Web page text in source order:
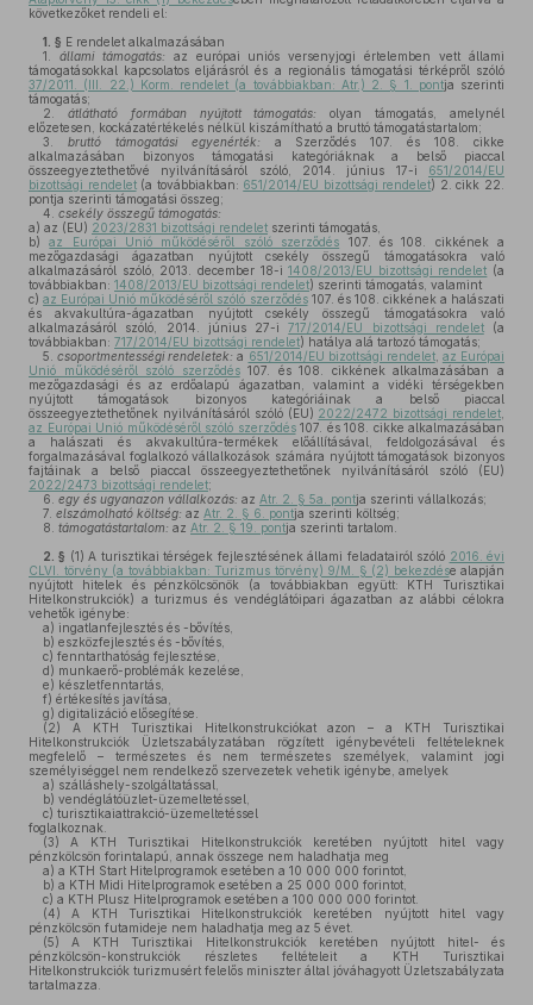
következőket rendeli el:
1. § E rendelet alkalmazásában
1.
állami támogatás: az európai uniós versenyjogi értelemben vett állami
támogatásokkal kapcsolatos eljárásról és a regionális támogatási térképről szóló
37/2011. (III. 22.) Korm. rendelet (a továbbiakban: Atr.) 2. § 1. pontja szerinti
támogatás;
2.
átlátható formában nyújtott támogatás:
olyan támogatás, amelynél
előzetesen, kockázatértékelés nélkül kiszámítható a bruttó támogatástartalom;
3.
bruttó támogatási egyenérték: a Szerződés 107. és 108. cikke
alkalmazásában bizonyos támogatási kategóriáknak a belső piaccal
összeegyeztethetővé nyilvánításáról szóló, 2014. június 17-i 651/2014/EU
bizottsági rendelet(a továbbiakban: 651/2014/EU bizottsági rendelet) 2. cikk 22.
pontja szerinti támogatási összeg;
4. csekély összegű támogatás:
a) az (EU) 2023/2831 bizottsági rendelet szerinti támogatás,
b)
az Európai Unió működéséről szóló szerződés 107. és 108. cikkének a
mezőgazdasági ágazatban nyújtott csekély összegű támogatásokra való
alkalmazásáról szóló, 2013. december 18-i1408/2013/EU bizottsági rendelet (a
továbbiakban: 1408/2013/EU bizottsági rendelet) szerinti támogatás, valamint
c) az Európai Unió működéséről szóló szerződés107. és 108. cikkének a halászati
és akvakultúra-ágazatban nyújtott csekély összegű támogatásokra való
alkalmazásáról szóló, 2014. június 27-i717/2014/EU bizottsági rendelet(a
továbbiakban: 717/2014/EU bizottsági rendelet) hatálya alá tartozó támogatás;
5. csoportmentességi rendeletek: a 651/2014/EU bizottsági rendelet, az Európai
Unió működéséről szóló szerződés107. és 108. cikkének alkalmazásában a
mezőgazdasági és az erdőalapú ágazatban, valamint a vidéki térségekben
nyújtott támogatások bizonyos kategóriáinak a belső piaccal
összeegyeztethetőnek nyilvánításáról szóló (EU) 2022/2472 bizottsági rendelet
az Európai Unió működéséről szóló szerződés107. és 108. cikke alkalmazásában
a halászati és akvakultúra-termékek előállításával, feldolgozásával és
forgalmazásával foglalkozó vállalkozások számára nyújtott támogatások bizonyos
fajtáinak a belső piaccal összeegyeztethetőnek nyilvánításáról szóló (EU)
2022/2473 bizottsági rendelet;
6. egy és ugyanazon vállalkozás: az Atr. 2. § 5a. pontja szerinti vállalkozás;
7. elszámolható költség: az Atr. 2. § 6. pontja szerinti költség;
8. támogatástartalom: az Atr. 2. § 19. pontja szerinti tartalom.
2. § (1) A turisztikai térségek fejlesztésének állami feladatairól szóló 2016. évi
CLVI. törvény (a továbbiakban: Turizmus törvény) 9/M. § (2) bekezdése alapján
nyújtott hitelek és pénzkölcsönök (a továbbiakban együtt: KTH Turisztikai
Hitelkonstrukciók) a turizmus és vendéglátóipari ágazatban az alábbi célokra
vehetők igénybe:
a) ingatlanfejlesztés és -bővítés,
b) eszközfejlesztés és -bővítés,
c) fenntarthatóság fejlesztése,
d) munkaerő-problémák kezelése,
e) készletfenntartás,
f) értékesítés javítása,
g) digitalizáció elősegítése.
(2) A KTH Turisztikai Hitelkonstrukciókat azon – a KTH Turisztikai
Hitelkonstrukciók Üzletszabályzatában rögzített igénybevételi feltételeknek
megfelelő – természetes és nem természetes személyek, valamint jogi
személyiséggel nem rendelkező szervezetek vehetik igénybe, amelyek
a) szálláshely-szolgáltatással,
b) vendéglátóüzlet-üzemeltetéssel,
c) turisztikaiattrakció-üzemeltetéssel
foglalkoznak.
(3) A KTH Turisztikai Hitelkonstrukciók keretében nyújtott hitel vagy
pénzkölcsön forintalapú, annak összege nem haladhatja meg
a) a KTH Start Hitelprogramok esetében a 10 000 000 forintot,
b) a KTH Midi Hitelprogramok esetében a 25 000 000 forintot,
c) a KTH Plusz Hitelprogramok esetében a 100 000 000 forintot.
(4) A KTH Turisztikai Hitelkonstrukciók keretében nyújtott hitel vagy
pénzkölcsön futamideje nem haladhatja meg az 5 évet.
(5) A KTH Turisztikai Hitelkonstrukciók keretében nyújtott hitel- és
pénzkölcsön-konstrukciók részletes feltételeit a KTH Turisztikai
Hitelkonstrukciók turizmusért felelős miniszter által jóváhagyott Üzletszabályzata
tartalmazza.